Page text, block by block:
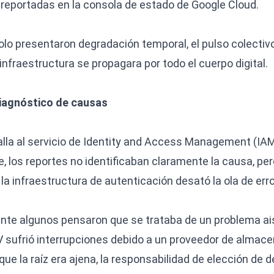
en la consola de estado de Google Cloud.
presentaron degradación temporal, el pulso
se propagara por todo el cuerpo digital.
de causas
al servicio de Identity and Access Management
los reportes no identificaban claramente la causa,
infraestructura de autenticación desató la ola de
algunos pensaron que se trataba de un problema
sufrió interrupciones debido a un proveedor de
la raíz era ajena, la responsabilidad de elección de